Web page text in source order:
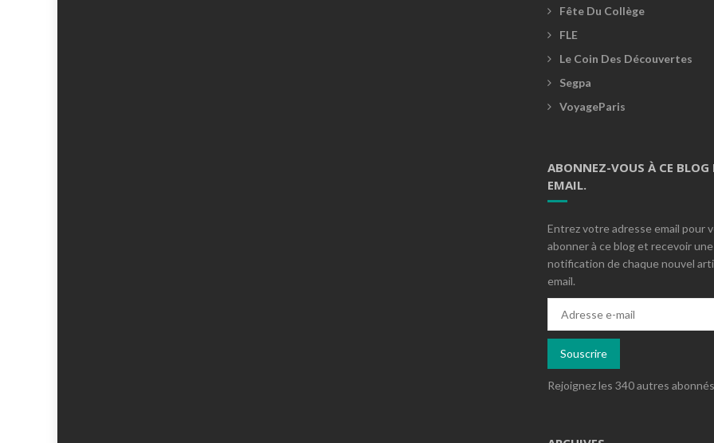
Fête Du Collège
FLE
Le Coin Des Découvertes
Segpa
VoyageParis
ABONNEZ-VOUS À CE BLOG
EMAIL.
Entrez votre adresse email pour
abonner à ce blog et recevoir une
notification de chaque nouvel
email.
mail
Souscrire
Rejoignez les 340 autres abonnés